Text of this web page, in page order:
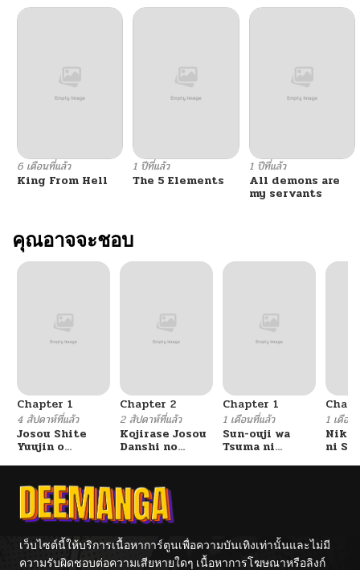
6 เดือนที่แล้ว
King From Hell
1 ปีที่แล้ว
The 5 Elements
1 ปีที่แล้ว
All demons are
my servants
คุณอาจจะชอบ
Chapter 1
4 สัปดาห์ที่แล้ว
Josou Shite
Yuujin o
Kekka
Chapter 2
2 สัปดาห์ที่แล้ว
Kojirase Josou
Danshi no
Chapter 1
1 เดือนที่แล้ว
Sun-ouji wa
Tsuma ni
1 เดือน
ni
เว็บไซต์นี้ให้บริการเนื้อหาการ์ตูนเพื่อความบันเทิงเท่านั้นและไม่มี
ความรับผิดชอบต่อความเสียหายใดๆ เนื้อหาการโฆษณาหรือลิงก์